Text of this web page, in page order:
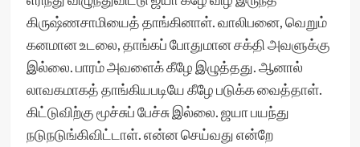
கிருஷ்ணசாமியைத் தாங்கினாள். வாலிபனை, வெறும்
கனமான உடலை, தாங்கப் போதுமான சக்தி அவளுக்கு
இல்லை. பாரம் அவளைக் கீழே இழுத்தது. ஆனால்
லாவகமாகத் தாங்கியபடியே கீழே படுக்க வைத்தாள்.
கிட்டுவிற்கு மூச்சுப் பேச்சு இல்லை. ஜயா பயந்து
நடுநடுங்கிவிட்டாள். என்ன செய்வது என்றே